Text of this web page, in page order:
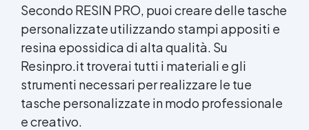
Secondo RESIN PRO, puoi creare delle tasche
personalizzate utilizzando stampi appositi e
resina epossidicadi alta qualità. Su
Resinpro.it troverai tutti i materiali e gli
strumenti necessari per realizzare le tue
tasche personalizzate in modo professionale
e creativo.